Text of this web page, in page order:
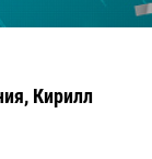
Кирилл